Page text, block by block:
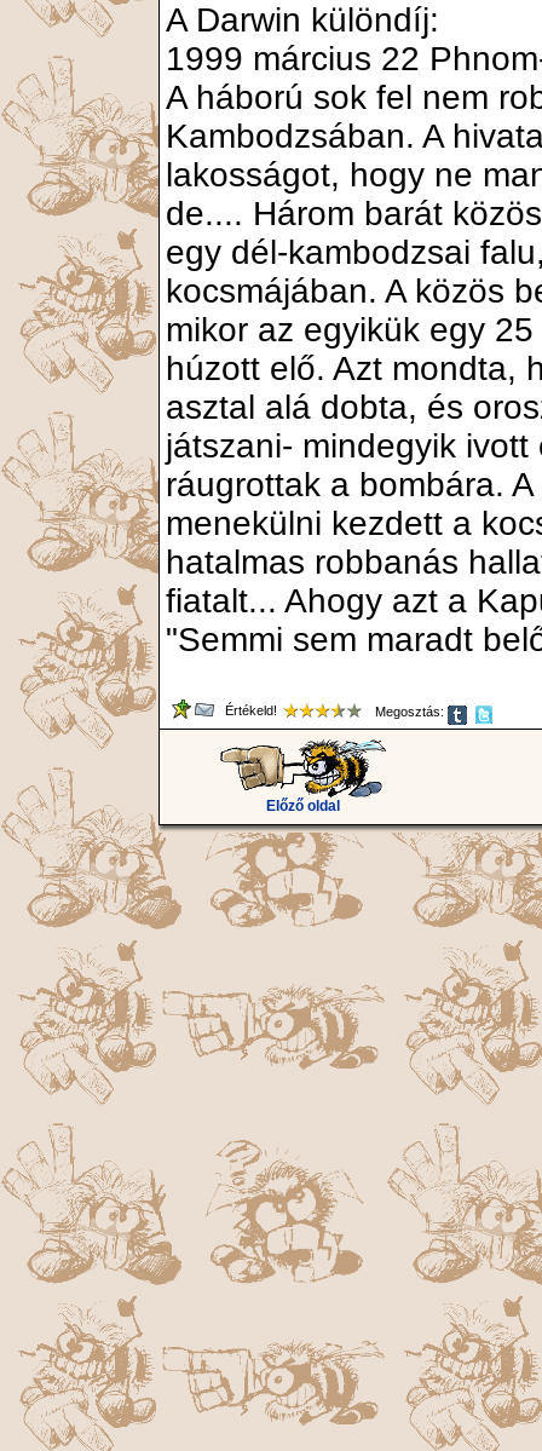
A Darwin különdíj:
1999 március 22
A háború sok fel nem
Kambodzsában. A
lakosságot, hogy ne
de.... Három barát
egy dél-kambodzsai
kocsmájában. A közös
mikor az egyikük egy
húzott elő. Azt mondta,
asztal alá dobta, és
játszani- mindegyik
ráugrottak a bombára.
menekülni kezdett a
hatalmas robbanás
fiatalt... Ahogy azt a
"Semmi sem maradt
Értékeld! Megosztás:
Előző oldal